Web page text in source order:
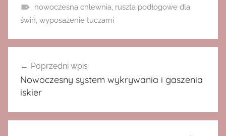
nowoczesna chlewnia ruszta podłogowe dla
świń wyposażenie tuczarni
wpisu
Poprzedni wpis
Nowoczesny system wykrywania i gaszenia
iskier